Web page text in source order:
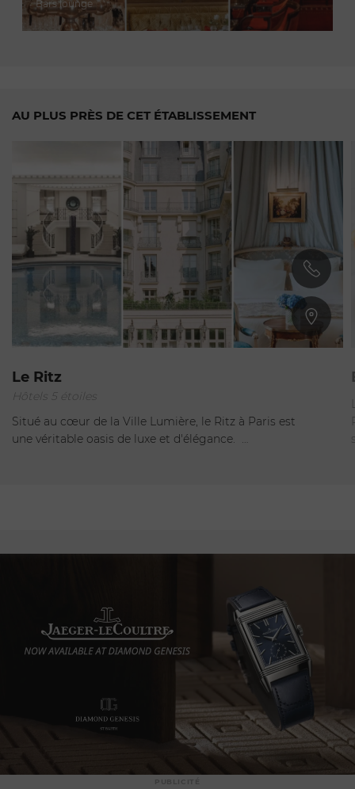
Bars lounge
AU PLUS PRÈS DE CET ÉTABLISSEMENT
1 er Arrondissement
Ouvert
Le Ritz
Hôtels 5 étoiles
Situé au cœur de la Ville Lumière, le Ritz à Paris est
une véritable oasis de luxe et d'élégance. …